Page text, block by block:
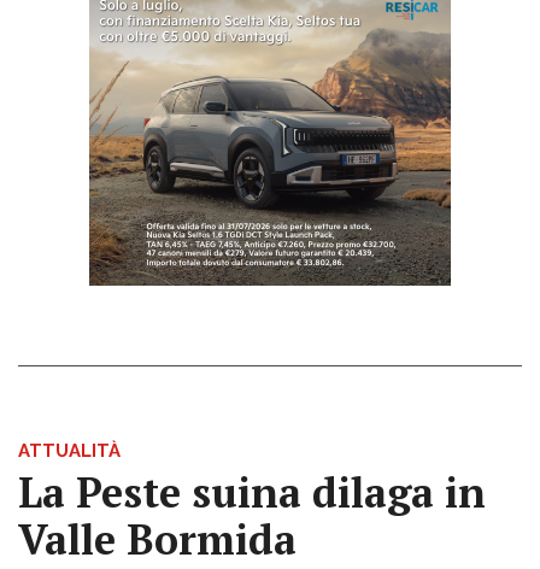
ATTUALITÀ
La Peste suina dilaga in
Valle Bormida